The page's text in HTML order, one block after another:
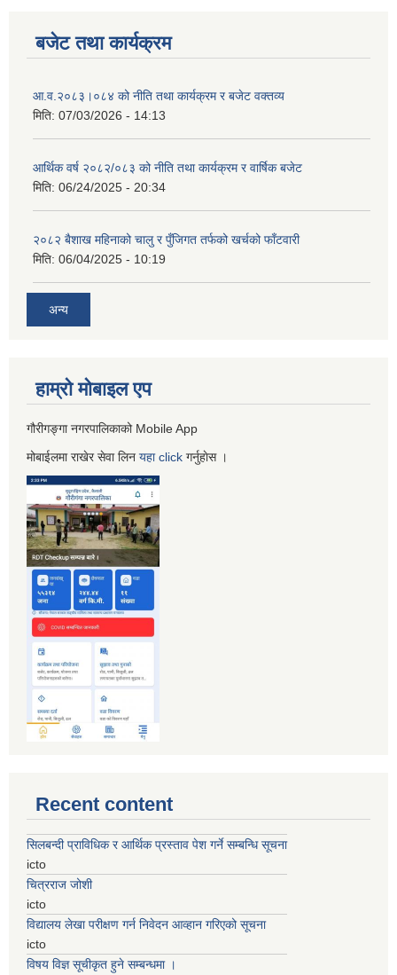
बजेट तथा कार्यक्रम
आ.व.२०८३।०८४ को नीति तथा कार्यक्रम र बजेट वक्तव्य
मिति: 07/03/2026 - 14:13
आर्थिक वर्ष २०८२/०८३ को नीति तथा कार्यक्रम र वार्षिक बजेट
मिति: 06/24/2025 - 20:34
२०८२ बैशाख महिनाको चालु र पुँजिगत तर्फको खर्चको फाँटवारी
मिति: 06/04/2025 - 10:19
अन्य
हाम्रो माेबाइल एप
गौरीगङ्गा नगरपालिकाको Mobile App
मोबाईलमा राखेर सेवा लिन यहाclick गर्नुहाेस ।
Recent content
सिलबन्दी प्राविधिक र आर्थिक प्रस्ताव पेश गर्ने सम्बन्धि सूचना
icto
चित्रराज जोशी
icto
विद्यालय लेखा परीक्षण गर्न निवेदन आव्हान गरिएको सूचना
icto
विषय विज्ञ सूचीकृत हुने सम्बन्धमा ।